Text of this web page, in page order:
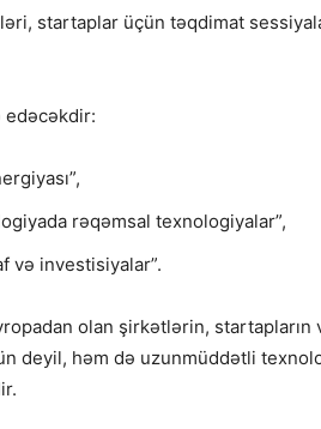
startaplar üçün təqdimat
edəcəkdir:
rəqəmsal texnologiyalar”,
və investisiyalar”.
olan şirkətlərin, startapların
deyil, həm də uzunmüddətli